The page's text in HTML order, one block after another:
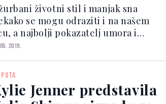
životni stil i manjak sna
se mogu odraziti i na našem
a najbolji pokazatelj umora i
često su upravo
štapić je korektor za
neizostavan dio sva...
2019.
Jenner predstavila